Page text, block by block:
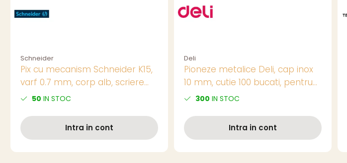
Schneider
Pix cu mecanism Schneider K15,
varf 0.7 mm, corp alb, scriere
albastra, reincarcabil
50 IN STOC
Intra in cont
Deli
Pioneze metalice Deli, cap inox
10 mm, cutie 100 bucati, pentru
panouri si aviziere
300 IN STOC
Intra in cont